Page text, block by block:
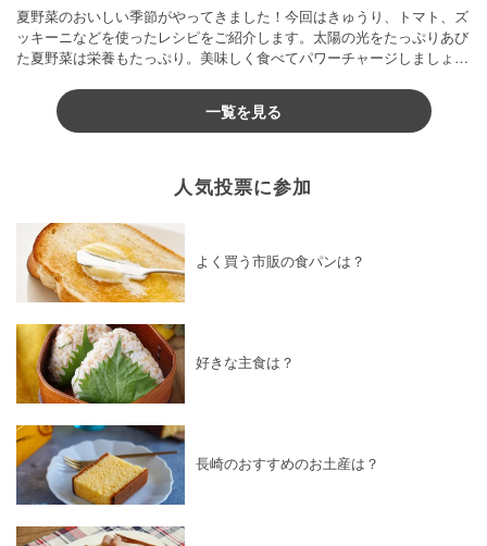
夏野菜のおいしい季節がやってきました！今回はきゅうり、トマト、ズ
ッキーニなどを使ったレシピをご紹介します。太陽の光をたっぷりあび
た夏野菜は栄養もたっぷり。美味しく食べてパワーチャージしましょう
一覧を見る
人気投票に参加
よく買う市販の食パンは？
好きな主食は？
長崎のおすすめのお土産は？